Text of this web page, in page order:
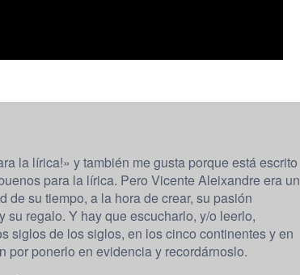
la lírica!» y también me gusta porque está escrito
para la lírica. Pero Vicente Aleixandre era un
su tiempo, a la hora de crear, su pasión
regalo. Y hay que escucharlo, y/o leerlo,
siglos de los siglos, en los cinco continentes y en
por ponerlo en evidencia y recordárnoslo.